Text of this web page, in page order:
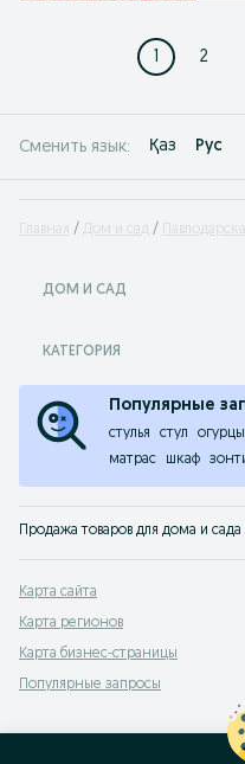
1 2
Сменить язык: Қаз Рус
Главная Дом и сад
ДОМ И САД
КАТЕГОРИЯ
Популярные
стулья стул
матрас
шкаф
Карта сайта
Карта регионов
Карта бизнес-страницы
Популярные запросы